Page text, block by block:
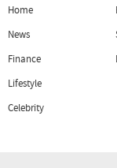
Home
News
Finance
Lifestyle
Celebrity